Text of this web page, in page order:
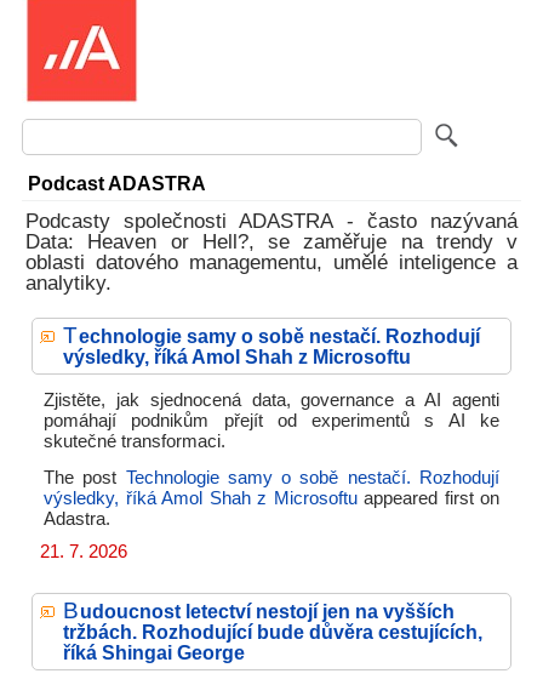
Podcast ADASTRA
Podcasty společnosti ADASTRA - často nazývaná
Data: Heaven or Hell?, se zaměřuje na trendy v
oblasti datového managementu, umělé inteligence a
analytiky.
Technologie samy o sobě nestačí. Rozhodují
výsledky, říká Amol Shah z Microsoftu
Zjistěte, jak sjednocená data, governance a AI agenti
pomáhají podnikům přejít od experimentů s AI ke
skutečné transformaci.
The post Technologie samy o sobě nestačí. Rozhodují
výsledky, říká Amol Shah z Microsoftuappeared first on
Adastra.
21. 7. 2026
Budoucnost letectví nestojí jen na vyšších
tržbách. Rozhodující bude důvěra cestujících,
říká Shingai George